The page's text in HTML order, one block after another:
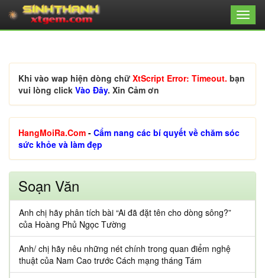
Khi vào wap hiện dòng chữ XtScript Error: Timeout. bạn
vui lòng click Vào Đây. Xin Cảm ơn
HangMoiRa.Com - Cẩm nang các bí quyết về chăm sóc
sức khỏe và làm đẹp
Soạn Văn
Anh chị hãy phân tích bài “Ai đã đặt tên cho dòng sông?”
của Hoàng Phủ Ngọc Tường
Anh/ chị hãy nêu những nét chính trong quan điểm nghệ
thuật của Nam Cao trước Cách mạng tháng Tám